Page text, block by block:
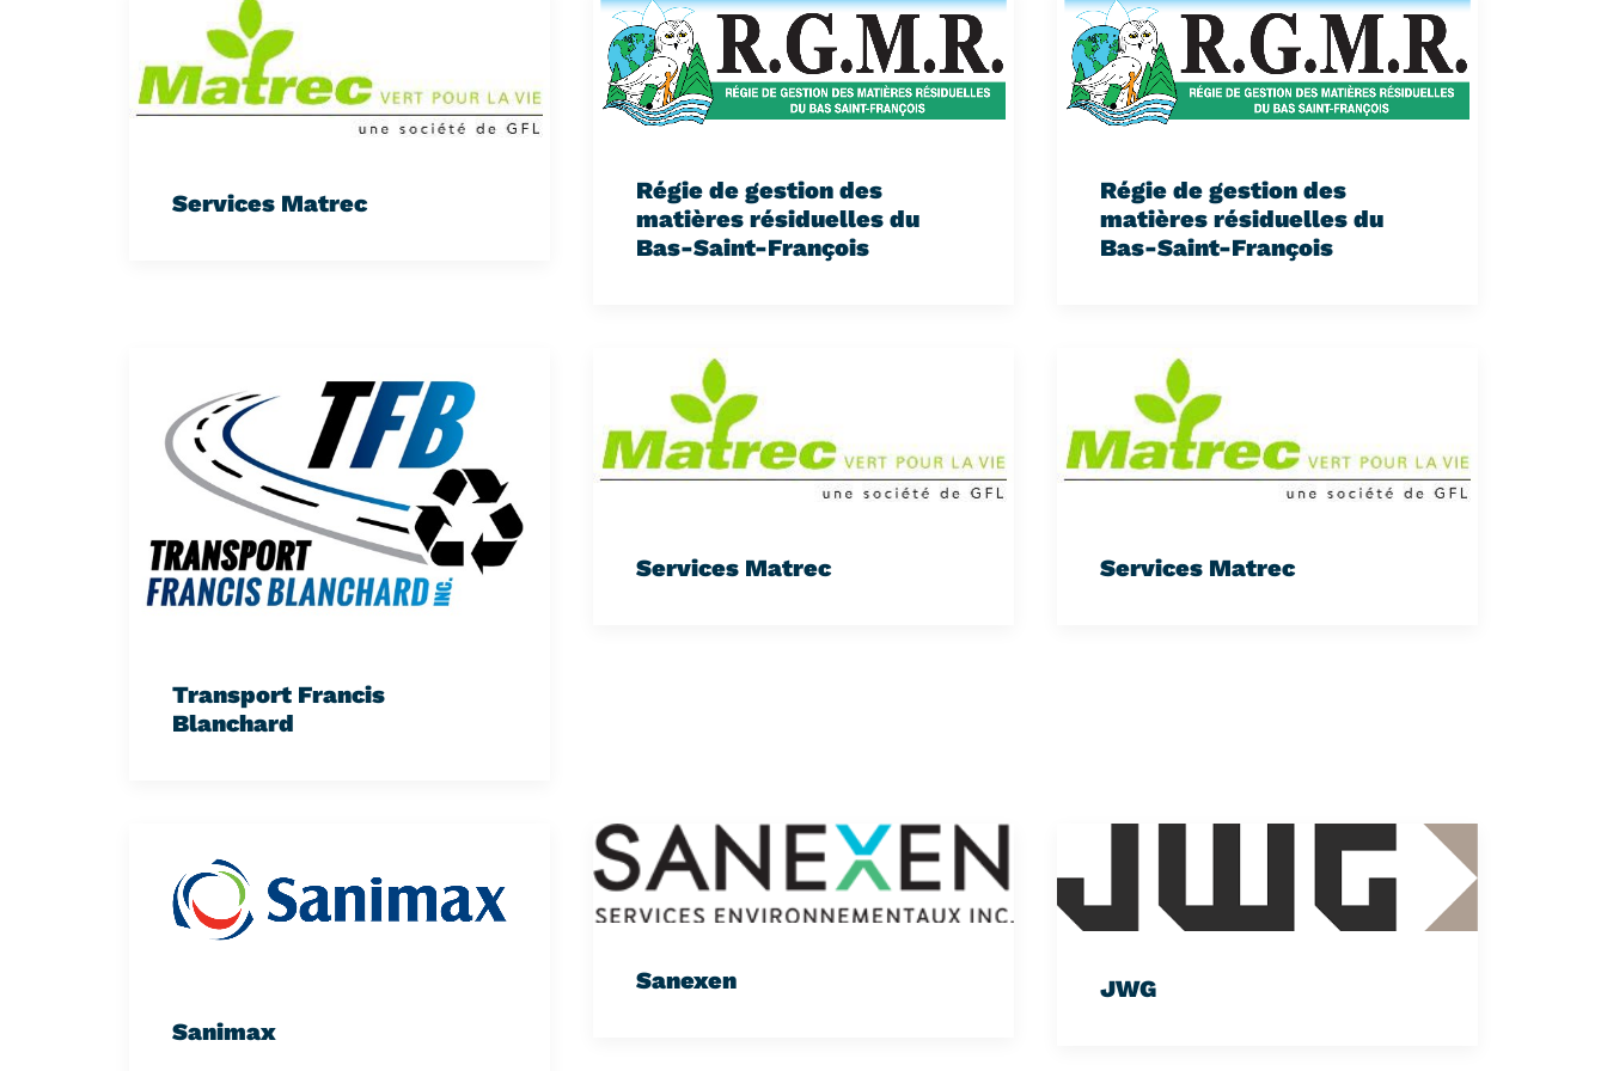
Services Matrec
Régie de gestion des
matières résiduelles du
Bas-Saint-François
Régie de gestion des
matières résiduelles du
Bas-Saint-François
Transport Francis
Blanchard
Services Matrec Services Matrec
Sanimax
Sanexen JWG